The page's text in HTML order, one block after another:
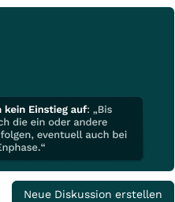
Neue Diskussion erstellen